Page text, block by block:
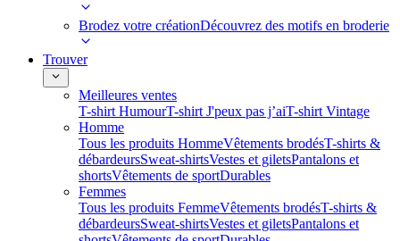
Brodez votre créationDécouvrez des motifs en broderie
Trouver
Meilleures ventes
T-shirt HumourT-shirt J'peux pas j’aiT-shirt Vintage
Homme
Tous les produits HommeVêtements brodésT-shirts &
débardeursSweat-shirtsVestes et giletsPantalons et
shortsVêtements de sportDurables
Femmes
Tous les produits FemmeVêtements brodésT-shirts &
débardeursSweat-shirtsVestes et giletsPantalons et